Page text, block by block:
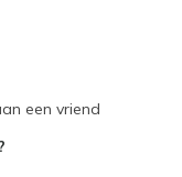
een vriend